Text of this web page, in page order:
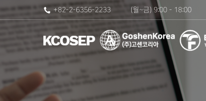
+82-2-6356-2233 (월~금) 9:00 - 18:00